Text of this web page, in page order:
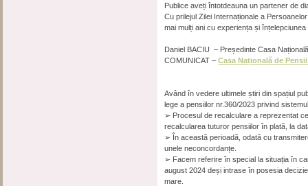
Publice aveți întotdeauna un partener de
Cu prilejul Zilei Internaționale a
mai mulți ani cu experiența și
Daniel BACIU – Președinte Casa
COMUNICAT –Casa Națională de
Având în vedere ultimele știri din spațiul
lege a pensiilor nr.360/2023 privind
➢ Procesul de recalculare a reprezentat
recalcularea tuturor pensiilor în plată, la
➢ În această perioadă, odată cu
unele neconcordanțe.
➢ Facem referire în special la situația în
august 2024 deși intrase în posesia
mare.